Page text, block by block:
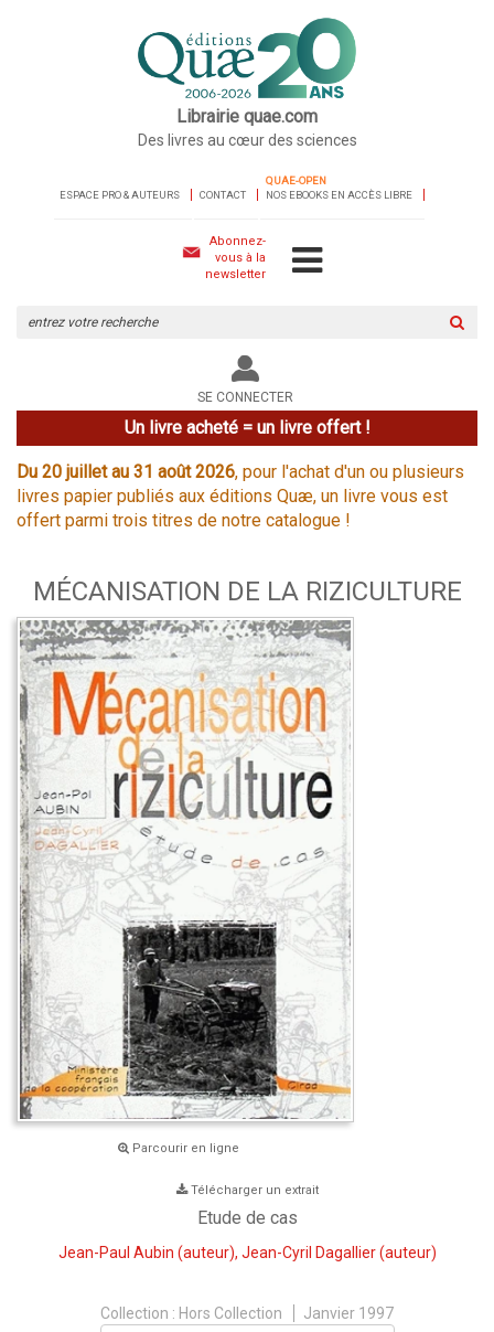
Librairie quae.com
Des livres au cœur des sciences
ESPACE PRO & AUTEURS CONTACT
QUAE-OPEN
NOS EBOOKS EN ACCÈS LIBRE
Abonnez-
vous à la
newsletter
le
site
SE CONNECTER
Un livre acheté = un livre offert !
Du 20 juillet au 31 août 2026, pour l'achat d'un ou plusieurs
livres papier publiés aux éditions Quæ, un livre vous est
offert parmi trois titres de notre catalogue !
MÉCANISATION DE LA RIZICULTURE
Parcourir en ligne
Télécharger un extrait
Etude de cas
Jean-Paul Aubin (auteur), Jean-Cyril Dagallier(auteur)
Collection : Hors Collection
Janvier 1997